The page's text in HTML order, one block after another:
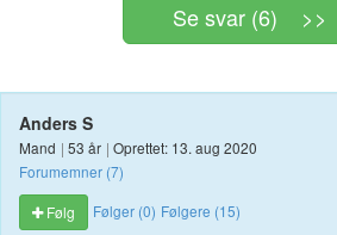
Se svar (6)
Anders S
Mand | 53 år | Oprettet: 13. aug 2020
Forumemner (7)
Følg
Følger (0) Følgere (15)